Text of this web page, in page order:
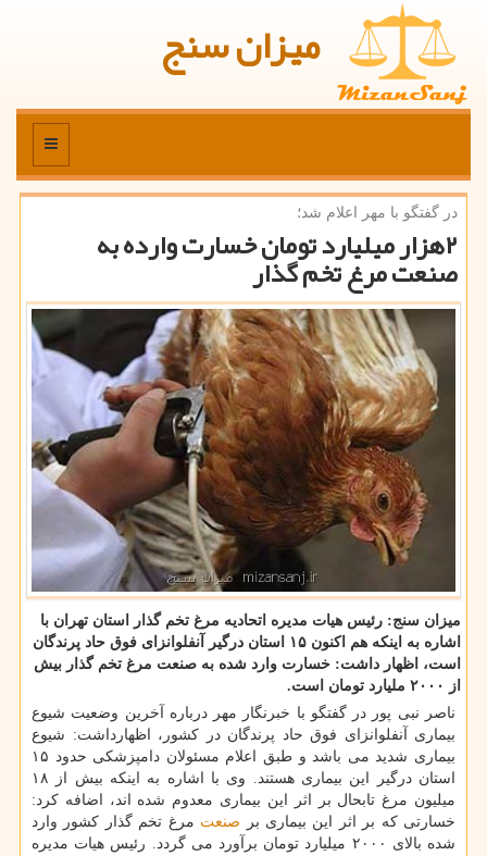
میزان سنج
منو
در گفتگو با مهر اعلام شد؛
۲هزار میلیارد تومان خسارت وارده به
صنعت مرغ تخم گذار
میزان سنج: رئیس هیات مدیره اتحادیه مرغ تخم گذار استان تهران با
اشاره به اینكه هم اكنون ۱۵ استان درگیر آنفلوانزای فوق حاد پرندگان
است، اظهار داشت: خسارت وارد شده به صنعت مرغ تخم گذار بیش
از ۲۰۰۰ ملیارد تومان است.
ناصر نبی پور در گفتگو با خبرنگار مهر درباره آخرین وضعیت شیوع
بیماری آنفلوانزای فوق حاد پرندگان در كشور، اظهارداشت: شیوع
بیماری شدید می باشد و طبق اعلام مسئولان دامپزشكی حدود ۱۵
استان درگیر این بیماری هستند. وی با اشاره به اینكه بیش از ۱۸
میلیون مرغ تابحال بر اثر این بیماری معدوم شده اند، اضافه كرد:
خسارتی كه بر اثر این بیماری بر صنعت مرغ تخم گذار كشور وارد
شده بالای ۲۰۰۰ میلیارد تومان برآورد می گردد. رئیس هیات مدیره